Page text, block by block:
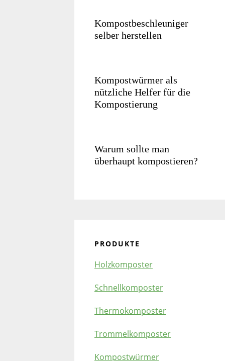
Kompostbeschleuniger
selber herstellen
Kompostwürmer als
nützliche Helfer für die
Kompostierung
Warum sollte man
überhaupt kompostieren?
PRODUKTE
Holzkomposter
Schnellkomposter
Thermokomposter
Trommelkomposter
Kompostwürmer